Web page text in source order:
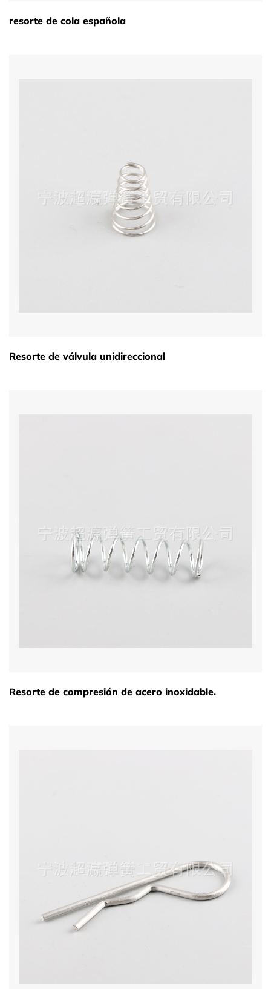
resorte de cola española
Resorte de válvula unidireccional
Resorte de compresión de acero inoxidable.